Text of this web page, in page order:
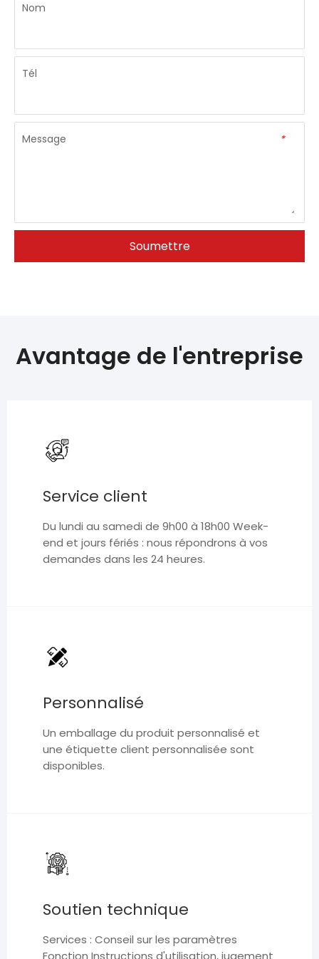
Nom
Tél
*
Message
Soumettre
Avantage de l'entreprise
Service client
Du lundi au samedi de 9h00 à 18h00 Week-
end et jours fériés : nous répondrons à vos
demandes dans les 24 heures.
Personnalisé
Un emballage du produit personnalisé et
une étiquette client personnalisée sont
disponibles.
Soutien technique
Services : Conseil sur les paramètres
Fonction Instructions d'utilisation, jugement